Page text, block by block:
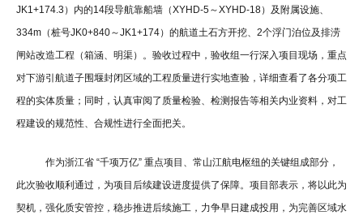
JK1+174.3）内的14段导航靠船墙（XYHD-5～XYHD-18）及附属设施、
334m（桩号JK0+840～JK1+174）的航道土石方开挖、2个浮门泊位及排涝
闸站改造工程（箱涵、明渠）。验收过程中，验收组一行深入项目现场，重点
对下游引航道子围堰封闭区域的工程质量进行实地查验，详细查看了各分项工
程的实体质量；同时，认真审阅了质量检验、检测报告等相关内业资料，对工
程建设的规范性、合规性进行全面把关。
作为浙江省 “千项万亿” 重点项目、常山江航电枢纽的关键组成部分，
此次验收顺利通过，为项目后续建设进度提供了保障。项目部表示，将以此为
契机，强化质安管控，稳步推进后续施工，力争早日建成投用，为完善区域水